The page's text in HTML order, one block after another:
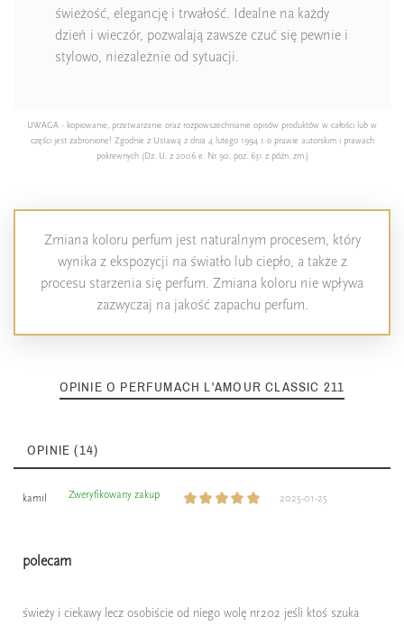
świeżość, elegancję i trwałość. Idealne na każdy
dzień i wieczór, pozwalają zawsze czuć się pewnie i
stylowo, niezależnie od sytuacji.
UWAGA - kopiowanie, przetwarzanie oraz rozpowszechnianie opisów produktów w całości lub w
części jest zabronione! Zgodnie z Ustawą z dnia 4 lutego 1994 r. o prawie autorskim i prawach
pokrewnych (Dz. U. z 2006 e. Nr 90, poz. 631 z późn. zm.)
Zmiana koloru perfum jest naturalnym procesem, który
wynika z ekspozycji na światło lub ciepło, a także z
procesu starzenia się perfum. Zmiana koloru nie wpływa
zazwyczaj na jakość zapachu perfum.
OPINIE O PERFUMACH L'AMOUR CLASSIC 211
OPINIE (14)
kamil Zweryfikowany zakup 2025-01-25
polecam
świeży i ciekawy lecz osobiście od niego wolę nr202 jeśli ktoś szuka